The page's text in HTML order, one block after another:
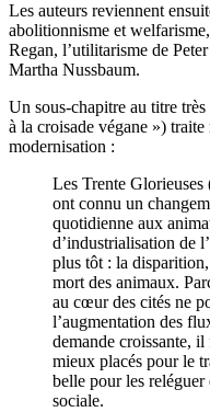
Les auteurs reviennent
abolitionnisme et
Regan, l’utilitarisme de
Martha Nussbaum.
Un sous-chapitre au titre
à la croisade végane »)
modernisation :
Les Trente Glorieuses
ont connu un
quotidienne aux
d’industrialisation de
plus tôt : la
mort des animaux.
au cœur des cités ne
l’augmentation des
demande croissante,
mieux placés pour le
belle pour les
sociale.